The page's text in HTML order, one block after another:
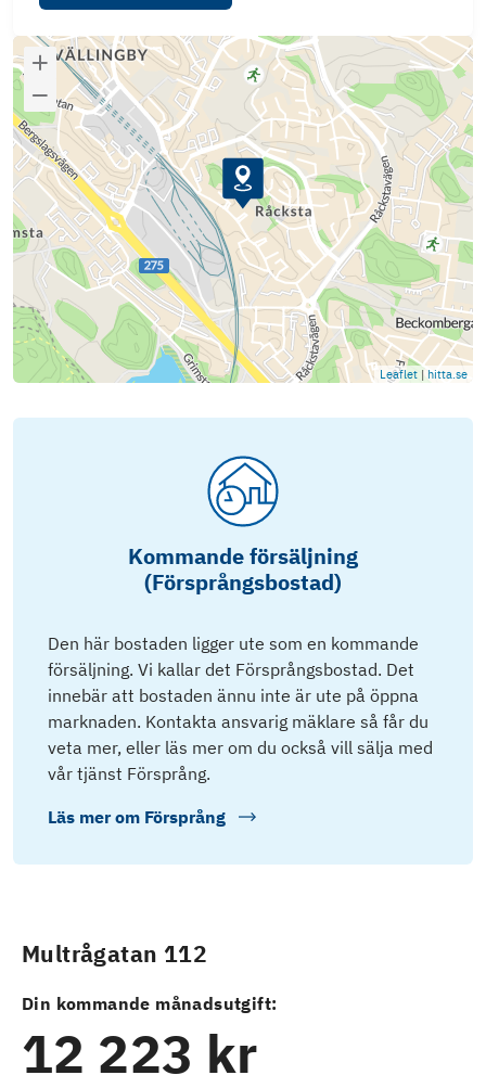
Leaflet | hitta.se
Kommande försäljning
(Försprångsbostad)
Den här bostaden ligger ute som en kommande
försäljning. Vi kallar det Försprångsbostad. Det
innebär att bostaden ännu inte är ute på öppna
marknaden. Kontakta ansvarig mäklare så får du
veta mer, eller läs mer om du också vill sälja med
vår tjänst Försprång.
Läs mer om Försprång
Multrågatan 112
Din kommande månadsutgift:
12 223 kr